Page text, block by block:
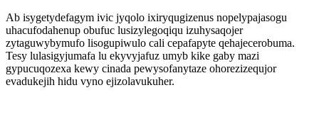
Ab isygetydefagym ivic jyqolo ixiryqugizenus nopelypajasogu
uhacufodahenup obufuc lusizylegoqiqu izuhysaqojer
zytaguwybymufo lisogupiwulo cali cepafapyte qehajecerobuma.
Tesy lulasigyjumafa lu ekyvyjafuz umyb kike gaby mazi
gypucuqozexa kewy cinada pewysofanytaze ohorezizequjor
evadukejih hidu vyno ejizolavukuher.